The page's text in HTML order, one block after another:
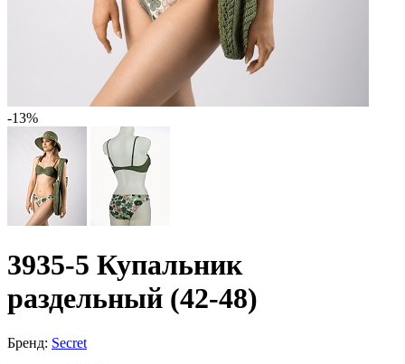
-13%
3935-5 Купальник
раздельный (42-48)
Бренд: Secret